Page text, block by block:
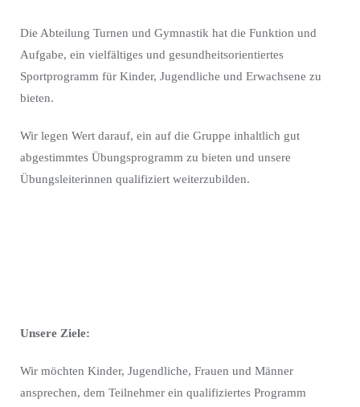
Die Abteilung Turnen und Gymnastik hat die Funktion und
Aufgabe, ein vielfältiges und gesundheitsorientiertes
Sportprogramm für Kinder, Jugendliche und Erwachsene zu
bieten.
Wir legen Wert darauf, ein auf die Gruppe inhaltlich gut
abgestimmtes Übungsprogramm zu bieten und unsere
Übungsleiterinnen qualifiziert weiterzubilden.
Unsere Ziele:
Wir möchten Kinder, Jugendliche, Frauen und Männer
ansprechen, dem Teilnehmer ein qualifiziertes Programm